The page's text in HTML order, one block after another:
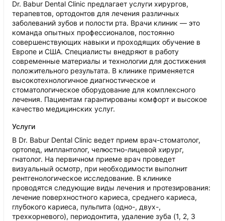
Dr. Babur Dental Clinic предлагает услуги хирургов,
терапевтов, ортодонтов для лечения различных
заболеваний зубов и полости рта. Врачи клиник — это
команда опытных профессионалов, постоянно
совершенствующих навыки и проходящих обучение в
Европе и США. Специалисты внедряют в работу
современные материалы и технологии для достижения
положительного результата. В клинике применяется
высокотехнологичное диагностическое и
стоматологическое оборудование для комплексного
лечения. Пациентам гарантированы комфорт и высокое
качество медицинских услуг.
Услуги
В Dr. Babur Dental Clinic ведет прием врач-стоматолог,
ортопед, имплантолог, челюстно-лицевой хирург,
гнатолог. На первичном приеме врач проведет
визуальный осмотр, при необходимости выполнит
рентгенологическое исследование. В клинике
проводятся следующие виды лечения и протезирования:
лечение поверхностного кариеса, среднего кариеса,
глубокого кариеса, пульпита (одно-, двух-,
трехкорневого), периодонтита, удаление зуба (1, 2, 3